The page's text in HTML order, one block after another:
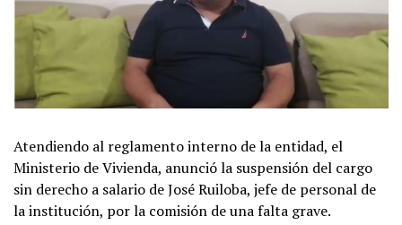
Atendiendo al reglamento interno de la entidad, el
Ministerio de Vivienda, anunció la suspensión del cargo
sin derecho a salario de José Ruiloba, jefe de personal de
la institución, por la comisión de una falta grave.